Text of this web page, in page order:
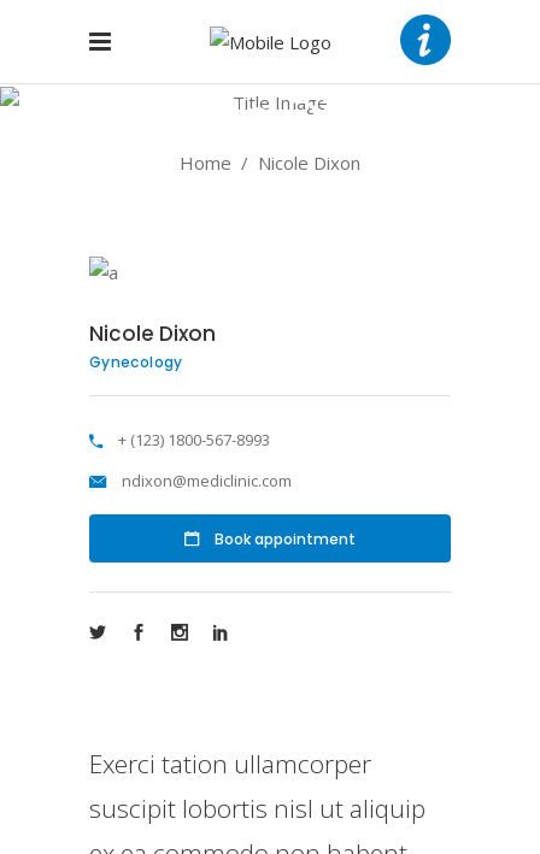
Nicole Dixon
Home / Nicole Dixon
Nicole Dixon
Gynecology
+ (123) 1800-567-8993
ndixon@mediclinic.com
Book appointment
Exerci tation ullamcorper
suscipit lobortis nisl ut aliquip